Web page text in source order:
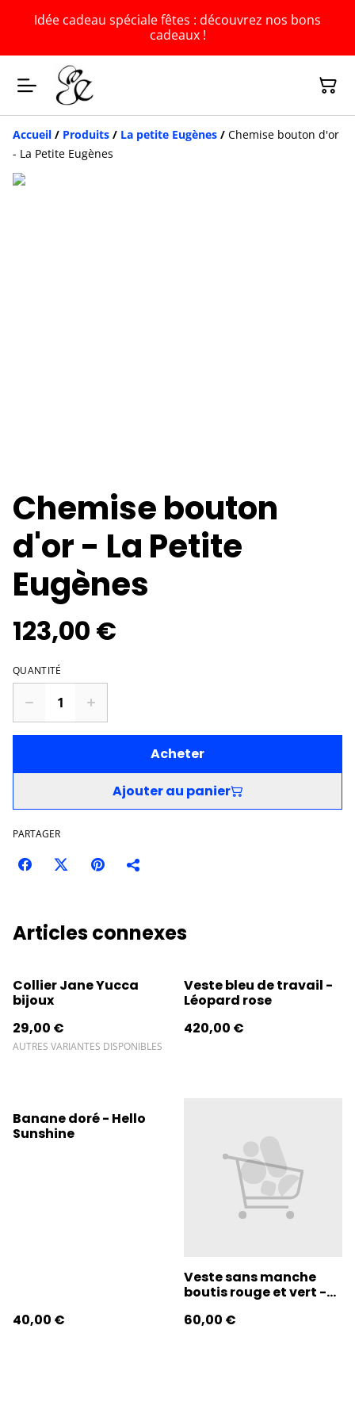
Idée cadeau spéciale fêtes : découvrez nos bons
cadeaux !
Accueil / Produits / La petite Eugènes / Chemise bouton d'or
- La Petite Eugènes
Chemise bouton
d'or - La Petite
Eugènes
123,00 €
QUANTITÉ
Acheter
Ajouter au panier
PARTAGER
Articles connexes
Collier Jane Yucca
bijoux
29,00 €
AUTRES VARIANTES DISPONIBLES
Veste bleu de travail -
Léopard rose
420,00 €
Banane doré - Hello
Sunshine
40,00 €
Veste sans manche
boutis rouge et vert -
60,00 €